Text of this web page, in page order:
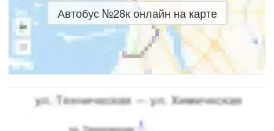
Автобус №28к онлайн на карте